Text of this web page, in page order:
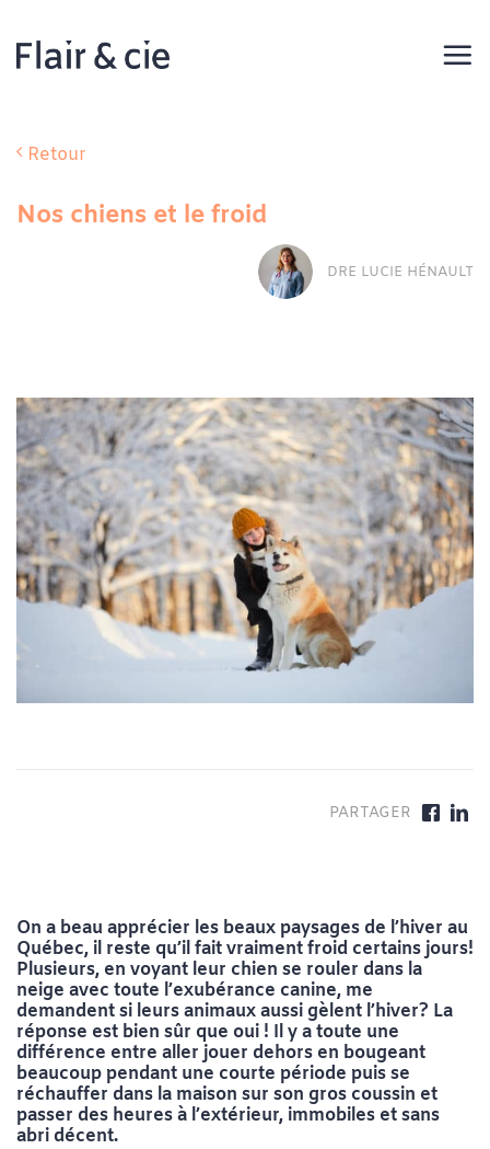
contenu
Retour
Nos chiens et le froid
DRE LUCIE HÉNAULT
On a beau apprécier les beaux paysages de l’hiver au
Québec, il reste qu’il fait vraiment froid certains jours!
Plusieurs, en voyant leur chien se rouler dans la
neige avec toute l’exubérance canine, me
demandent si leurs animaux aussi gèlent l’hiver? La
réponse est bien sûr que oui ! Il y a toute une
différence entre aller jouer dehors en bougeant
beaucoup pendant une courte période puis se
réchauffer dans la maison sur son gros coussin et
passer des heures à l’extérieur, immobiles et sans
abri décent.